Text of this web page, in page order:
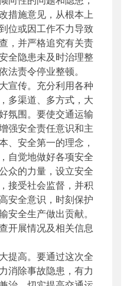
措施意见，从根本上
位或因工作不力导致
，并严格追究有关责
全隐患未及时治理整
法责令停业整顿。
传。充分利用各种
多渠道、多方式，大
氛围。要使交通运输
强安全责任意识和主
、安全第一的理念，
自觉地做好各项安全
众的力量，设立安全
接受社会监督，并积
安全意识，时刻保护
安全生产做出贡献。
开展情况及相关信息
高。要通过这次全
消除事故隐患，有力